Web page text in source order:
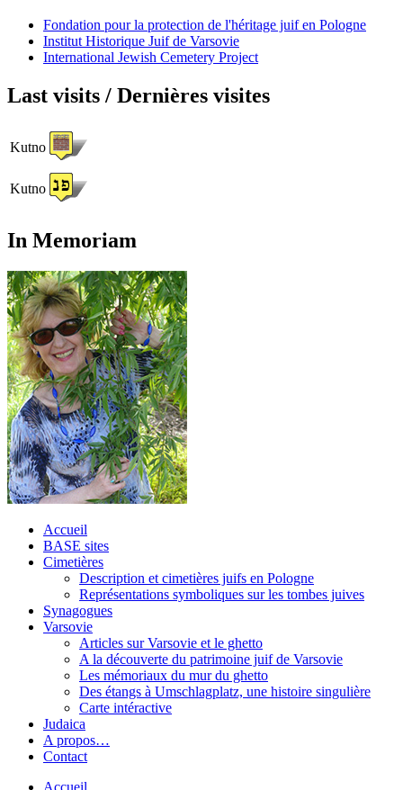
Fondation pour la protection de l'héritage juif en Pologne
Institut Historique Juif de Varsovie
International Jewish Cemetery Project
Last visits / Dernières visites
Kutno
Kutno
In Memoriam
Accueil
BASE sites
Cimetières
Description et cimetières juifs en Pologne
Représentations symboliques sur les tombes juives
Synagogues
Varsovie
Articles sur Varsovie et le ghetto
A la découverte du patrimoine juif de Varsovie
Les mémoriaux du mur du ghetto
Des étangs à Umschlagplatz, une histoire singulière
Carte intéractive
Judaica
A propos…
Contact
Accueil